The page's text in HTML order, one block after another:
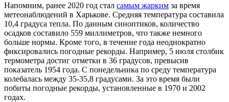
Напомним, ранее 2020 год стал самым жарким за время
метеонаблюдений в Харькове. Средняя температура составила
10,4 градуса тепла. По данным синоптиков, количество
осадков составило 559 миллиметров, что также немного
больше нормы. Кроме того, в течение года неоднократно
фиксировались погодные рекорды. Например, 5 июля столбик
термометра достиг отметки в 36 градусов, превысив
показатель 1954 года. С понедельника по среду температура
колебалась между 35-35,8 градусами. За это время были
побиты погодные рекорды, установленные в 1970 и 2002
годах.